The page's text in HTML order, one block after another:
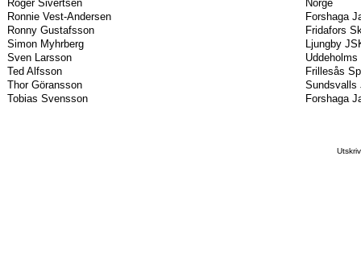
Roger Sivertsen
Norge
Ronnie Vest-Andersen
Forshaga
Ronny Gustafsson
Fridafors
Simon Myhrberg
Ljungby
Sven Larsson
Ted Alfsson
Frillesås
Thor Göransson
Sundsvalls
Tobias Svensson
Forshaga